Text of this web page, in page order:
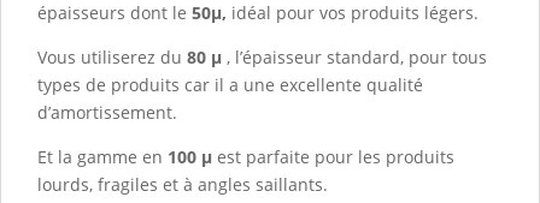
épaisseurs dont le 50µ, idéal pour vos produits légers.
Vous utiliserez du 80 µ , l’épaisseur standard, pour tous
types de produits car il a une excellente qualité
d’amortissement.
Et la gamme en 100 µ est parfaite pour les produits
lourds, fragiles et à angles saillants.